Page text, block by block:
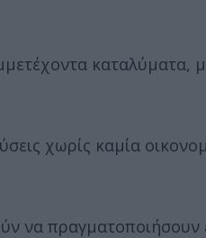
καταλύματα,
χωρίς καμία
να πραγματοποιήσουν